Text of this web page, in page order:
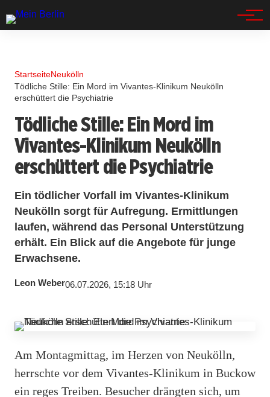
StartseiteNeukölln
Tödliche Stille: Ein Mord im Vivantes-Klinikum Neukölln
erschüttert die Psychiatrie
Tödliche Stille: Ein Mord im
Vivantes-Klinikum Neukölln
erschüttert die Psychiatrie
Ein tödlicher Vorfall im Vivantes-Klinikum
Neukölln sorgt für Aufregung. Ermittlungen
laufen, während das Personal Unterstützung
erhält. Ein Blick auf die Angebote für junge
Erwachsene.
Leon Weber06.07.2026, 15:18 Uhr
Am Montagmittag, im Herzen von Neukölln,
herrschte vor dem Vivantes-Klinikum in Buckow
ein reges Treiben. Besucher drängten sich, um